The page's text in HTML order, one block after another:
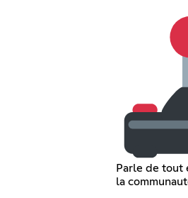
Parle de tout
la